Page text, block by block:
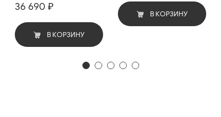
36 690 ₽
В КОРЗИНУ
В КОРЗИНУ